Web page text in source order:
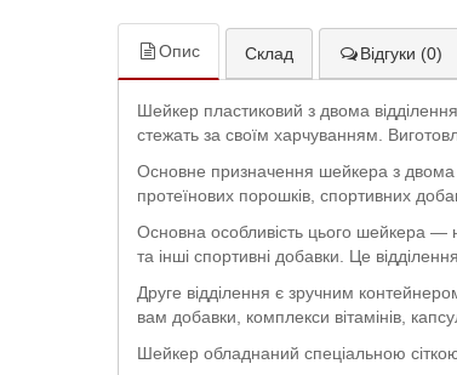
Опис Склад Відгуки (0)
Шейкер пластиковий з двома
стежать за своїм харчуванням.
Основне призначення шейкера з двома
протеїнових порошків, спортивних
Основна особливість цього шейкера —
та інші спортивні добавки. Це
Друге відділення є зручним
вам добавки, комплекси вітамінів,
Шейкер обладнаний спеціальною